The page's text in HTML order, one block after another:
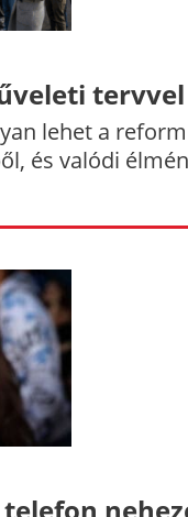
tervvel
lehet a
és valódi